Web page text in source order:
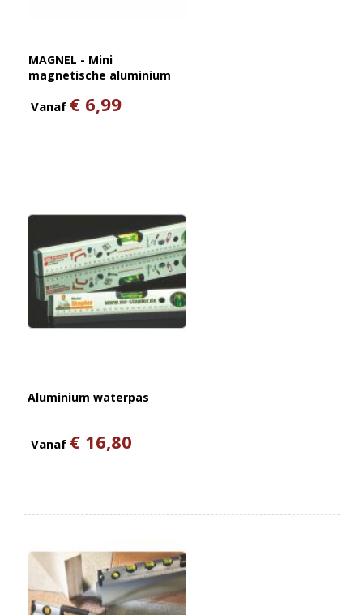
MAGNEL - Mini
magnetische aluminium
Vanaf € 6,99
Aluminium waterpas
Vanaf € 16,80